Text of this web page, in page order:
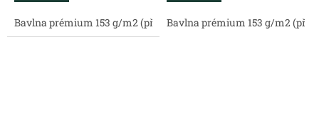
Bavlna prémium 153 g/m2 (přírodní) Bavlněný satén 130 g/
Bavlna prémium 153 g/m2